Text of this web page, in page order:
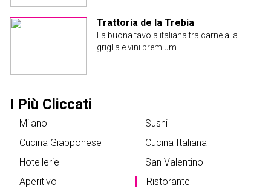
Trattoria de la Trebia
La buona tavola italiana tra carne alla
griglia e vini premium
I Più Cliccati
Milano
Sushi
Cucina Giapponese
Cucina Italiana
Hotellerie
San Valentino
Aperitivo
Ristorante